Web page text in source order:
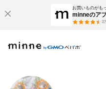
お買いものがも
minneのア
3